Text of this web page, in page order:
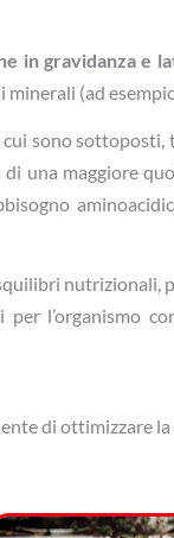
in gravidanza e
(ad
cui sono
una maggiore
nutrizionali,
per l’organismo
di ottimizzare